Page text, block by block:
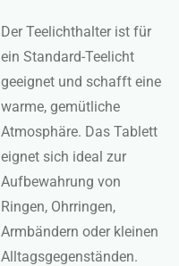
Der Teelichthalter ist für
ein Standard-Teelicht
geeignet und schafft eine
warme, gemütliche
Atmosphäre. Das Tablett
eignet sich ideal zur
Aufbewahrung von
Ringen, Ohrringen,
Armbändern oder kleinen
Alltagsgegenständen.